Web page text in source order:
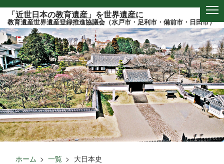
このページの本文へ
「近世日本の教育遺産」を世界遺産に
教育遺産世界遺産登録推進協議会（水戸市・足利市・備前市・日田市）
ホーム 一覧 大日本史